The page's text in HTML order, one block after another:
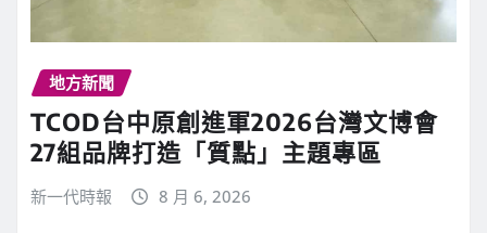
地方新聞
TCOD台中原創進軍2026台灣文博會
27組品牌打造「質點」主題專區
新一代時報 8 月 6, 2026